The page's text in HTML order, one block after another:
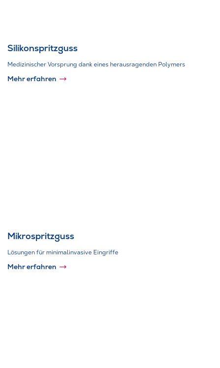
Silikonspritzguss
Medizinischer Vorsprung dank eines herausragenden Polymers
Mehr erfahren
Mikrospritzguss
Lösungen für minimalinvasive Eingriffe
Mehr erfahren